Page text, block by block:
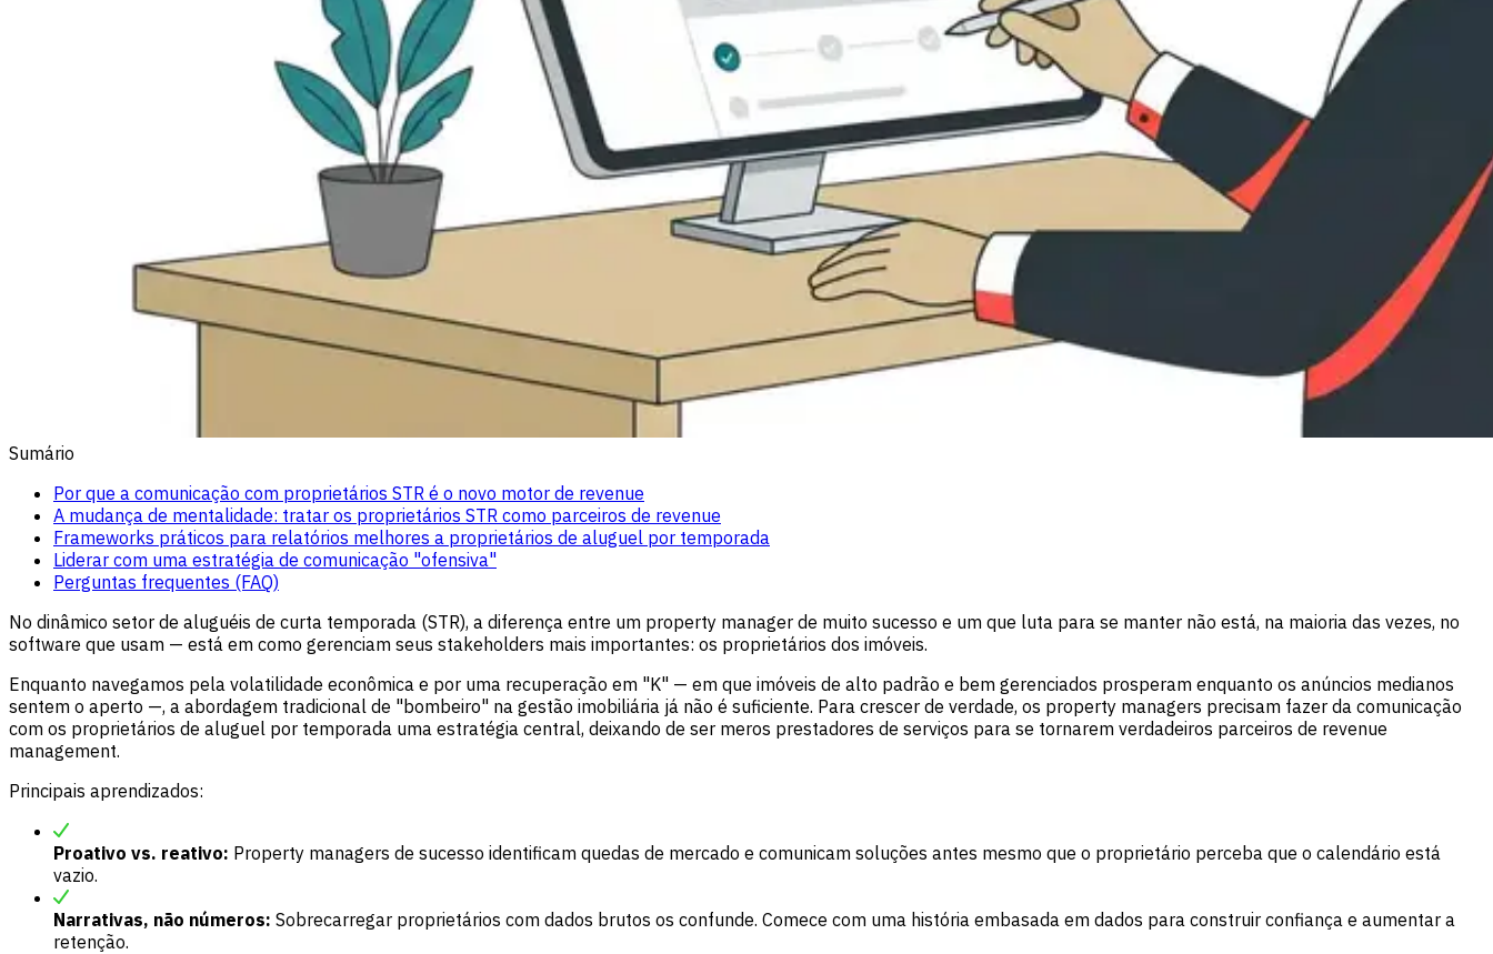
Sumário
Por que a comunicação com proprietários STR é o novo motor de revenue
A mudança de mentalidade: tratar os proprietários STR como parceiros de revenue
Frameworks práticos para relatórios melhores a proprietários de aluguel por temporada
Liderar com uma estratégia de comunicação "ofensiva"
Perguntas frequentes (FAQ)
No dinâmico setor de aluguéis de curta temporada (STR), a diferença entre um property manager de muito sucesso e um que luta para se manter não está, na maioria das vezes, no
software que usam — está em como gerenciam seus stakeholders mais importantes: os proprietários dos imóveis.
Enquanto navegamos pela volatilidade econômica e por uma recuperação em "K" — em que imóveis de alto padrão e bem gerenciados prosperam enquanto os anúncios medianos
sentem o aperto —, a abordagem tradicional de "bombeiro" na gestão imobiliária já não é suficiente. Para crescer de verdade, os property managers precisam fazer da comunicação
com os proprietários de aluguel por temporada uma estratégia central, deixando de ser meros prestadores de serviços para se tornarem verdadeiros parceiros de revenue
management.
Principais aprendizados:
Proativo vs. reativo: Property managers de sucesso identificam quedas de mercado e comunicam soluções antes mesmo que o proprietário perceba que o calendário está
vazio.
Narrativas, não números: Sobrecarregar proprietários com dados brutos os confunde. Comece com uma história embasada em dados para construir confiança e aumentar a
retenção.